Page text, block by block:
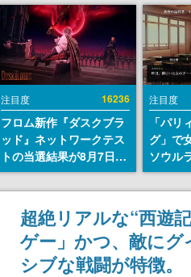
注目度 16236
フロム新作『ダスクブラ
ッド』ネットワークテス
トの当選結果が8月7日22
時に発表。応募サイトの
マイページから確認可
能、テスト実施は8月21
日～24日
注目度
「パリ
グ」で
ソウル
『小早
イク』
失敗す
DIED」
超絶リアルな“西遊
ゲー」かつ、敵に
シブな戦闘が特徴